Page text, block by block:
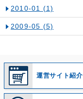
2010-01 (1)
2009-05 (5)
運営サイト紹介